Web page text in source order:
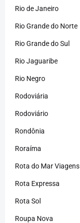
Rio de Janeiro
Rio Grande do Norte
Rio Grande do Sul
Rio Jaguaribe
Rio Negro
Rodoviária
Rodoviário
Rondônia
Roraíma
Rota do Mar Viagens
Rota Expressa
Rota Sol
Roupa Nova